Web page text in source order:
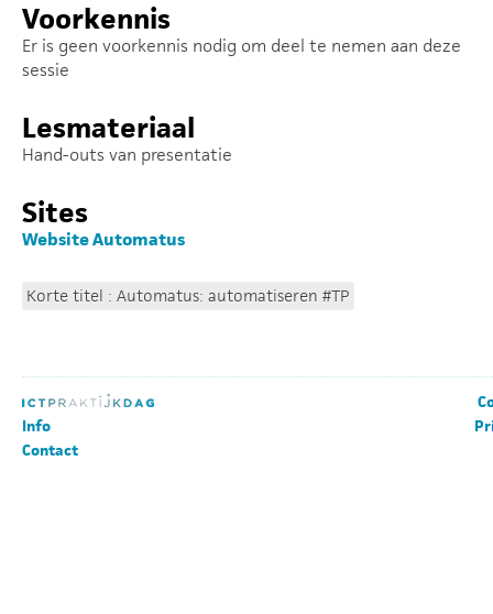
Voorkennis
Er is geen voorkennis nodig om deel te nemen aan deze
sessie
Lesmateriaal
Hand-outs van presentatie
Sites
Website Automatus
Korte titel : Automatus: automatiseren #TP
Info
Contact